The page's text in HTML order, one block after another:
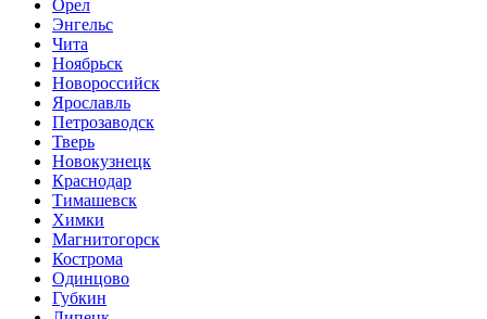
Орел
Энгельс
Чита
Ноябрьск
Новороссийск
Ярославль
Петрозаводск
Тверь
Новокузнецк
Краснодар
Тимашевск
Химки
Магнитогорск
Кострома
Одинцово
Губкин